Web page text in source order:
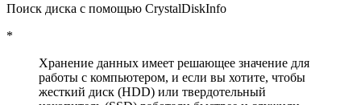
Поиск диска с помощью CrystalDiskInfo
*
Хранение данных имеет решающее значение для
работы с компьютером, и если вы хотите, чтобы
жесткий диск (HDD) или твердотельный